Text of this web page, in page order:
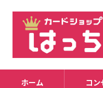
ホーム コン